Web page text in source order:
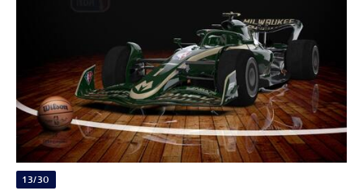
13/30